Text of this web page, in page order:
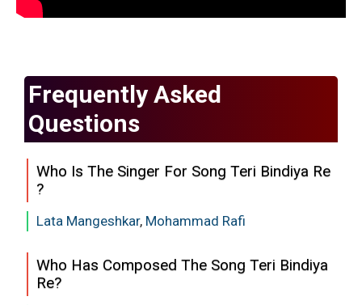
Frequently Asked
Questions
Who Is The Singer For Song Teri Bindiya Re
?
Lata Mangeshkar, Mohammad Rafi
Who Has Composed The Song Teri Bindiya
Re?